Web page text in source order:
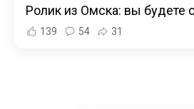
Ролик из Омска: вы будете
139 54 31